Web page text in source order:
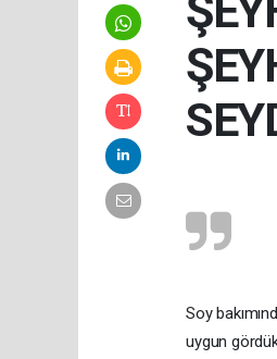
Soy
uygun